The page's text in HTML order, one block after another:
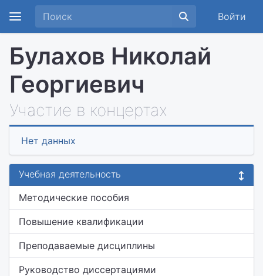
Войти
Булахов Николай
Георгиевич
Участие в концертах
Нет данных
Учебная деятельность
Методические пособия
Повышение квалификации
Преподаваемые дисциплины
Руководство диссертациями